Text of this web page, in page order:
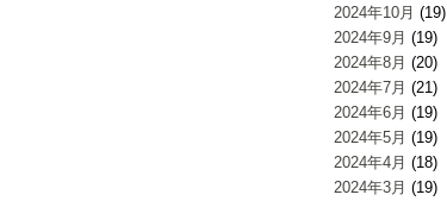
2024年10月 (19)
2024年9月 (19)
2024年8月 (20)
2024年7月 (21)
2024年6月 (19)
2024年5月 (19)
2024年4月 (18)
2024年3月 (19)